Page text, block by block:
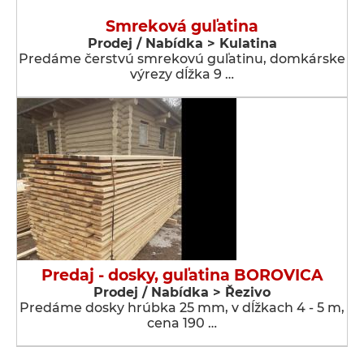
Smreková guľatina
Prodej / Nabídka > Kulatina
Predáme čerstvú smrekovú guľatinu, domkárske
výrezy dĺžka 9 …
Predaj - dosky, guľatina BOROVICA
Prodej / Nabídka > Řezivo
Predáme dosky hrúbka 25 mm, v dĺžkach 4 - 5 m,
cena 190 …